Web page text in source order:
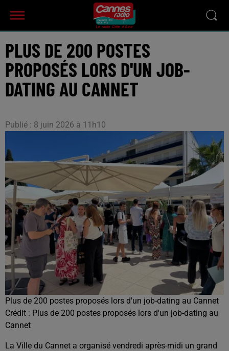
PLUS DE 200 POSTES
PROPOSÉS LORS D'UN JOB-
DATING AU CANNET
Publié : 8 juin 2026 à 11h10
Plus de 200 postes proposés lors d'un job-dating au Cannet
Crédit : Plus de 200 postes proposés lors d'un job-dating au
Cannet
La Ville du Cannet a organisé vendredi après-midi un grand